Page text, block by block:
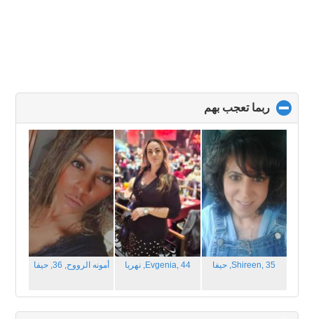
ربما تعجب بهم
to
collapse
contents
Shireen, 35, حيفا Evgenia, 44, نهريا أمونه الرووح, 36, حيفا